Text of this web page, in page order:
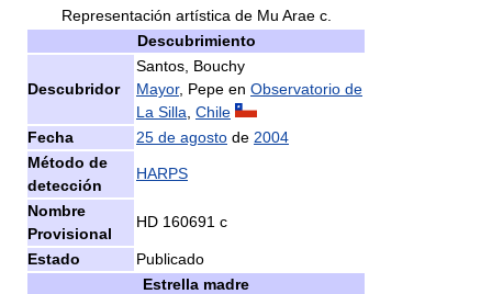
Representación artística de Mu Arae c.
Descubrimiento
Descubridor
Santos, Bouchy
Mayor, Pepe en Observatorio de
La Silla Chile
Fecha
25 de agosto de 2004
Método de
detección
HARPS
Nombre
Provisional
HD 160691 c
Estado
Publicado
Estrella madre